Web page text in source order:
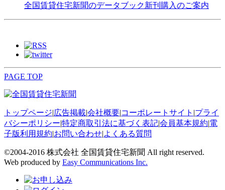
全国賃貸住宅新聞のデータブック新刊購入のご案内
PAGE TOP
トップページ|広告掲載|会社概要|コーポレートサイト |プライ
バシーポリシー|特定商取引法に基づく表記|会員基本規約|電
子版利用規約|お問い合わせ|よくある質問
©2004-2016 株式会社 全国賃貸住宅新聞 All right reserved.
Web produced by Easy Communications Inc.